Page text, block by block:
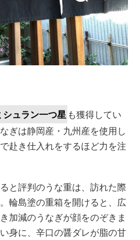
シュラン一つ星 も獲得してい
ぎは静岡産・九州産を使用し
赴き仕入れをするほど力を注
と評判のうな重は、訪れた際
輪島塗の重箱を開けると、広
加減のうなぎが顔をのぞきま
身に、辛口の醤ダレが脂の甘